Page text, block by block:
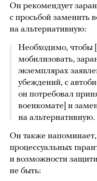
Он рекомендует
с просьбой заменить
на альтернативную:
Необходимо, чтобы
мобилизовать,
экземплярах
убеждений, с
он потребовал
военкомате] и
на альтернативную.
Он также
процессуальных
и возможности
не быть: